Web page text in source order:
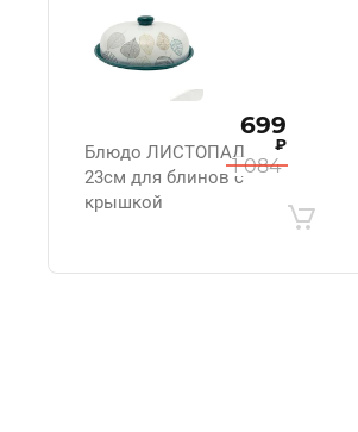
Блюдо ЛИСТОПАД
23см для блинов с
крышкой
1 084
699
₽